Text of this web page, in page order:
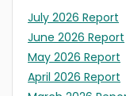
July 2026 Report
June 2026 Report
May 2026 Report
April 2026 Report